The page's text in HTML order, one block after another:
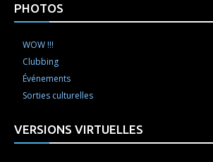
PHOTOS
WOW !!!
Clubbing
Événements
Sorties culturelles
VERSIONS VIRTUELLES